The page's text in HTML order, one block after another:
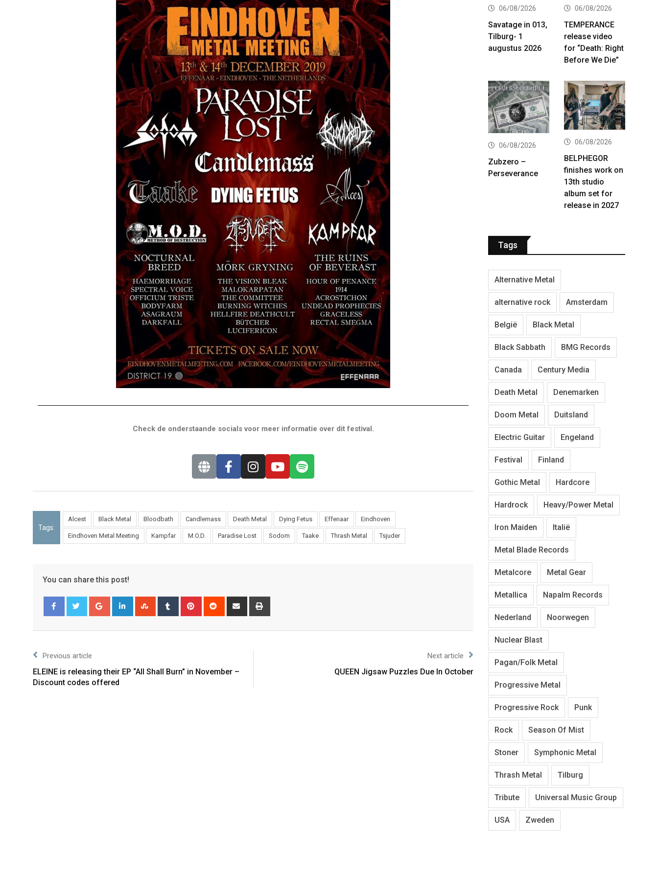
Check de onderstaande socials voor meer informatie over dit festival.
Tags:
Alcest Black Metal Bloodbath Candlemass Death Metal Dying Fetus Effenaar Eindhoven
Eindhoven Metal Meeting Kampfar M.O.D. Paradise Lost Sodom Taake Thrash Metal Tsjuder
You can share this post!
Previous article
ELEINE is releasing their EP “All Shall Burn” in November –
Discount codes offered
Next article
QUEEN Jigsaw Puzzles Due In October
06/08/2026
Savatage in 013,
Tilburg- 1
augustus 2026
06/08/2026
TEMPERANCE
release video
for “Death: Right
Before We Die”
06/08/2026
Zubzero –
Perseverance
06/08/2026
BELPHEGOR
finishes work on
13th studio
album set for
release in 2027
Tags
Alternative Metal
alternative rock Amsterdam
België Black Metal
Black Sabbath BMG Records
Canada Century Media
Death Metal Denemarken
Doom Metal Duitsland
Electric Guitar Engeland
Festival Finland
Gothic Metal Hardcore
Hardrock Heavy/Power Metal
Iron Maiden Italië
Metal Blade Records
Metalcore Metal Gear
Metallica Napalm Records
Nederland Noorwegen
Nuclear Blast
Pagan/Folk Metal
Progressive Metal
Progressive Rock Punk
Rock Season Of Mist
Stoner Symphonic Metal
Thrash Metal Tilburg
Tribute Universal Music Group
USA Zweden